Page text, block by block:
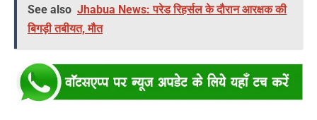
See also Jhabua News: परेड रिहर्सल के दौरान आरक्षक की
बिगड़ी तबीयत, मौत